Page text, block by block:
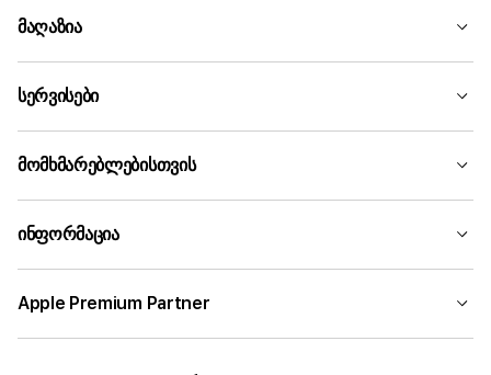
მაღაზია
სერვისები
მომხმარებლებისთვის
ინფორმაცია
Apple Premium Partner